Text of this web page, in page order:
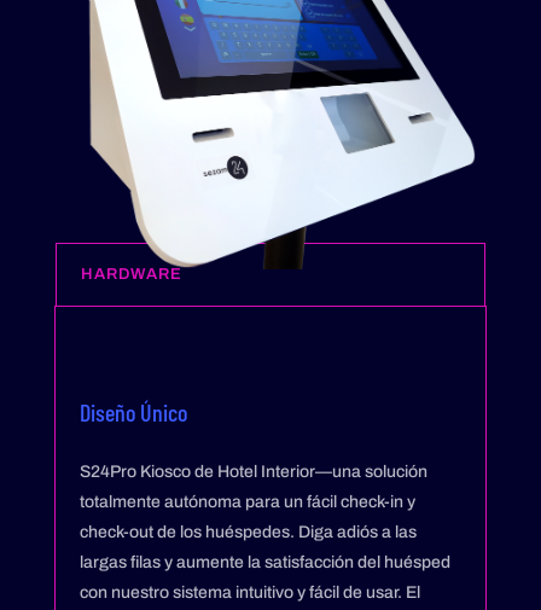
HARDWARE
Diseño Único
S24Pro Kiosco de Hotel Interior—una solución
totalmente autónoma para un fácil check-in y
check-out de los huéspedes. Diga adiós a las
largas filas y aumente la satisfacción del huésped
con nuestro sistema intuitivo y fácil de usar. El